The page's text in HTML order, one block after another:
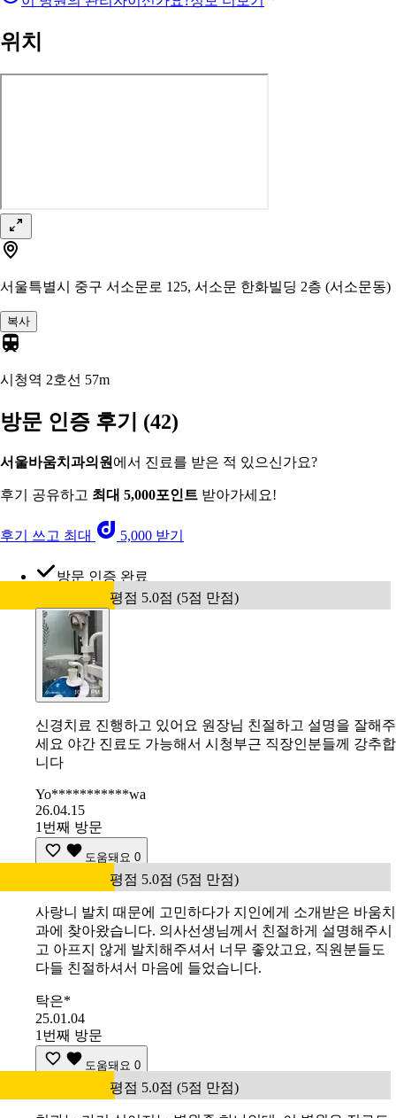
위치
서울특별시 중구 서소문로 125, 서소문 한화빌딩 2층 (서소문동)
복사
시청역 2호선 57m
방문 인증 후기 (42)
서울바움치과의원 에서 진료를 받은 적 있으신가요?
후기 공유하고 최대 5,000포인트 받아가세요!
후기 쓰고 최대 5,000 받기
방문 인증 완료
평점 5.0점 (5점 만점)
신경치료 진행하고 있어요 원장님 친절하고 설명을 잘해주
세요 야간 진료도 가능해서 시청부근 직장인분들께 강추합
니다
Yo***********wa
26.04.15
1번째 방문
도움돼요 0
평점 5.0점 (5점 만점)
사랑니 발치 때문에 고민하다가 지인에게 소개받은 바움치
과에 찾아왔습니다. 의사선생님께서 친절하게 설명해주시
고 아프지 않게 발치해주셔서 너무 좋았고요, 직원분들도
다들 친절하셔서 마음에 들었습니다.
탁은*
25.01.04
1번째 방문
도움돼요 0
평점 5.0점 (5점 만점)